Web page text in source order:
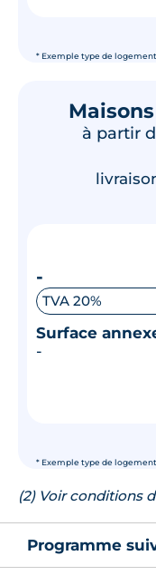
* Exemple type de
à partir
* Exemple type de
-
TVA 20%
Surface
-
(2) Voir conditions
Programme